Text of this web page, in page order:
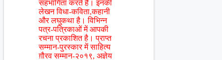
सहभागिता करते हैं। इनकी
लेखन विधा-कविता,कहानी
और लघुकथा है। विभिन्न
पत्र-पत्रिकाओं में आपकी
रचना प्रकाशित है। प्राप्त
सम्मान-पुरस्कार में साहित्य
ग़ौरव सम्मान-२०१९, अज्ञेय